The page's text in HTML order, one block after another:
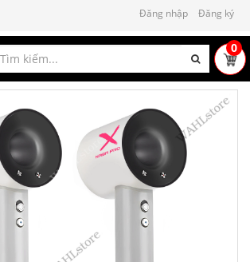
Đăng nhập Đăng ký
0